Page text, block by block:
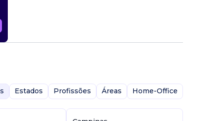
de
Estados Profissões Áreas Home-Office